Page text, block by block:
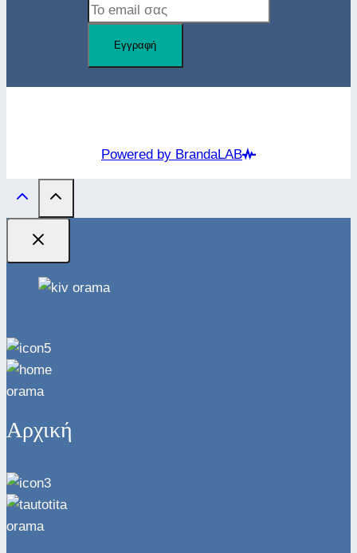
Εγγραφή
Powered by BrandaLAB
Αρχική